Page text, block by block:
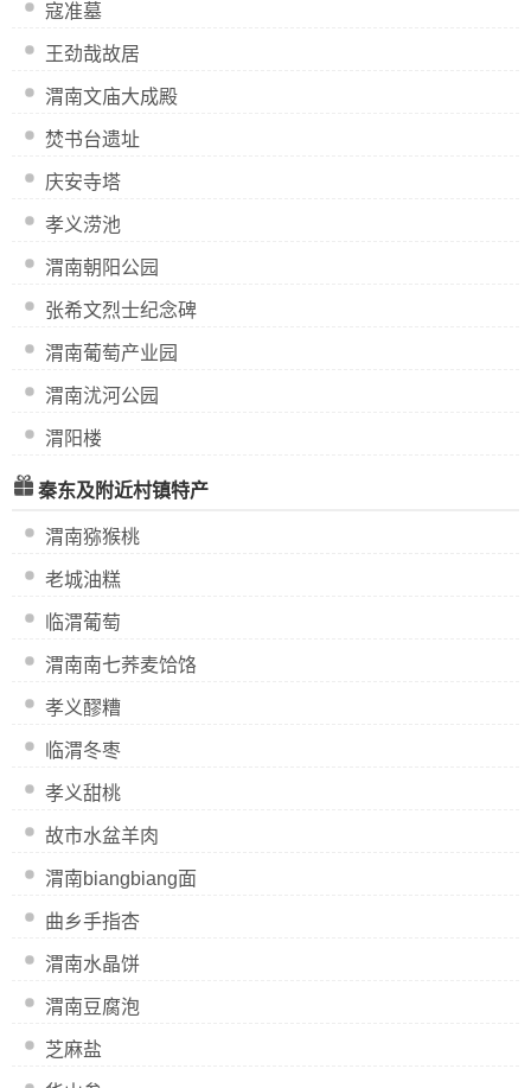
寇准墓
王劲哉故居
渭南文庙大成殿
焚书台遗址
庆安寺塔
孝义涝池
渭南朝阳公园
张希文烈士纪念碑
渭南葡萄产业园
渭南沋河公园
渭阳楼
秦东及附近村镇特产
渭南猕猴桃
老城油糕
临渭葡萄
渭南南七荞麦饸饹
孝义醪糟
临渭冬枣
孝义甜桃
故市水盆羊肉
渭南biangbiang面
曲乡手指杏
渭南水晶饼
渭南豆腐泡
芝麻盐